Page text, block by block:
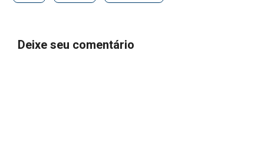
Deixe seu comentário